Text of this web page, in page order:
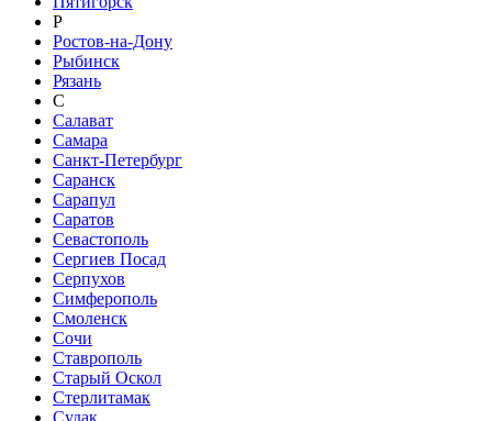
Р
Ростов-на-Дону
Рыбинск
Рязань
С
Салават
Самара
Санкт-Петербург
Саранск
Сарапул
Саратов
Севастополь
Сергиев Посад
Серпухов
Симферополь
Смоленск
Сочи
Ставрополь
Старый Оскол
Стерлитамак
Судак